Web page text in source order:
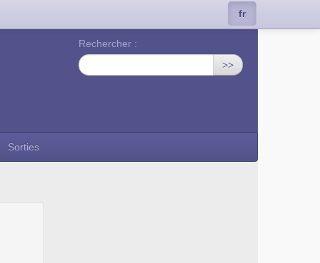
Rechercher :
>>
Sorties
fr